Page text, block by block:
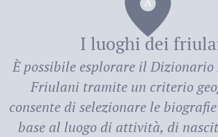
deiI luoghi dei
È possibile esplorare ilDizionario
Friulani tramite un criterio
consente di selezionare le
base al luogo di attività, di